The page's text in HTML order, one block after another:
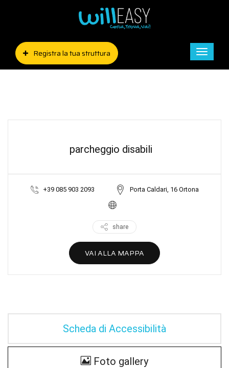
Registra la tua struttura
Toggle
parcheggio disabili
+39 085 903 2093 Porta Caldari, 16 Ortona
share
VAI ALLA MAPPA
Scheda di Accessibilità
Foto gallery